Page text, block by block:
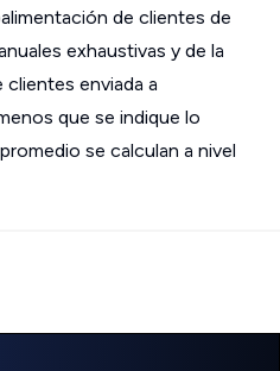
de clientes de
exhaustivas y de la
enviada a
que se indique lo
se calculan a nivel